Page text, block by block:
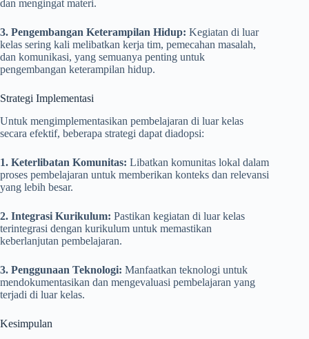
dan mengingat materi.
3. Pengembangan Keterampilan Hidup: Kegiatan di luar
kelas sering kali melibatkan kerja tim, pemecahan masalah,
dan komunikasi, yang semuanya penting untuk
pengembangan keterampilan hidup.
Strategi Implementasi
Untuk mengimplementasikan pembelajaran di luar kelas
secara efektif, beberapa strategi dapat diadopsi:
1. Keterlibatan Komunitas: Libatkan komunitas lokal dalam
proses pembelajaran untuk memberikan konteks dan relevansi
yang lebih besar.
2. Integrasi Kurikulum: Pastikan kegiatan di luar kelas
terintegrasi dengan kurikulum untuk memastikan
keberlanjutan pembelajaran.
3. Penggunaan Teknologi: Manfaatkan teknologi untuk
mendokumentasikan dan mengevaluasi pembelajaran yang
terjadi di luar kelas.
Kesimpulan